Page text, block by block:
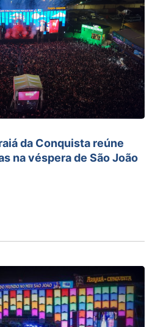
da Conquista reúne
na véspera de São João